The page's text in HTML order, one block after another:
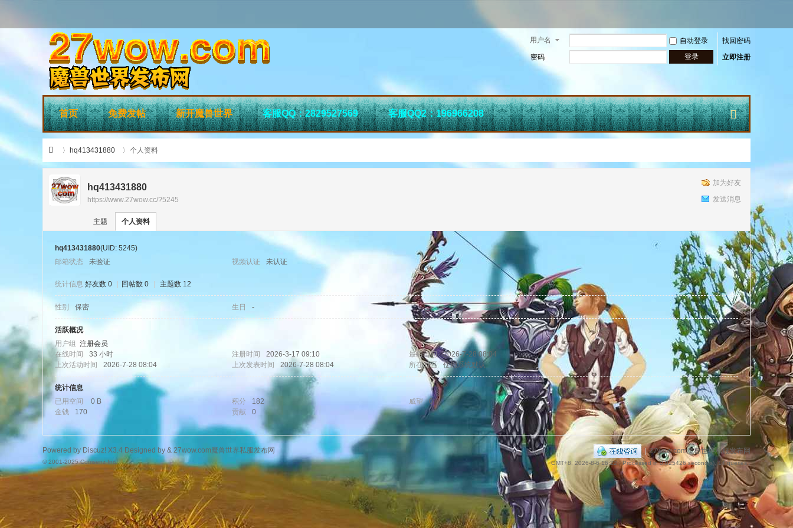
用户名 自动登录
找回密码
密码
登录 立即注册
捷
航
首页 免费发帖 新开魔兽世界 客服QQ：2829527569 客服QQ2：196966208
w.
›
hq413431880
›
个人资料
加为好友
发送消息
hq413431880
https://www.27wow.cc/?5245
主题 个人资料
hq413431880(UID: 5245)
邮箱状态
未验证 视频认证 未认证
统计信息 好友数 0 回帖数 0 主题数 12
性别 保密 生日 -
活跃概况
用户组 注册会员
在线时间
33 小时 注册时间 2026-3-17 09:10 最后访问
2026-7-28 08:04
上次活动时间
2026-7-28 08:04 上次发表时间 2026-7-28 08:04 所在时区 使用系统默认
统计信息
已用空间
0 B 积分 182 威望
0
金钱
170 贡献 0
| 27wow.com魔兽世界私服发布网
GMT+8, 2026-8-6 16:22, Processed in 0.025426 second(s), 14 queries .
Powered by Discuz! X3.4Designed by & 27wow.com魔兽世界私服发布网
© 2001-2025Comsenz Inc.